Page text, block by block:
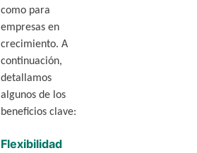
como para
empresas en
crecimiento. A
continuación,
detallamos
algunos de los
beneficios clave:
Flexibilidad